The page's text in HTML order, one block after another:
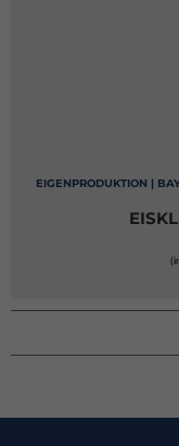
EIGENPRODUKTION |